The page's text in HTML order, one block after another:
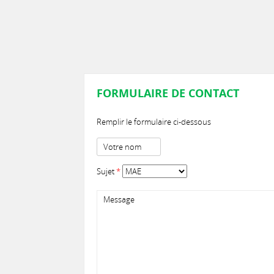
FORMULAIRE DE CONTACT
Remplir le formulaire ci-dessous
Sujet*
Message*